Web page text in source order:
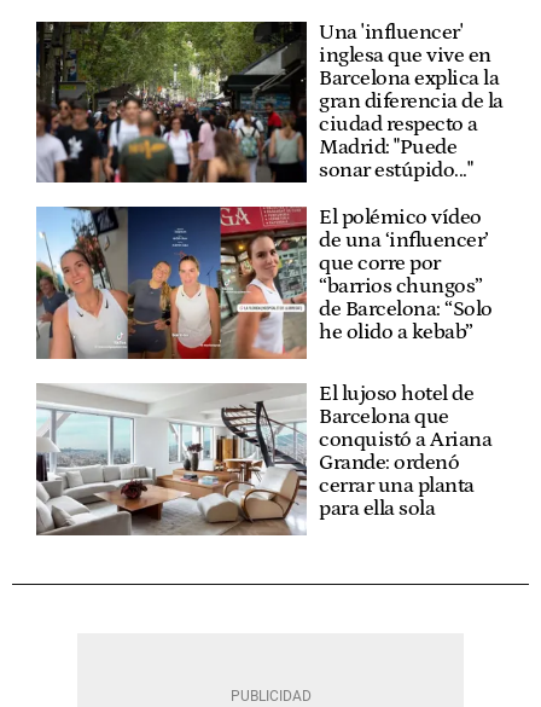
Una 'influencer'
inglesa que vive en
Barcelona explica la
gran diferencia de la
ciudad respecto a
Madrid: "Puede
sonar estúpido..."
El polémico vídeo
de una ‘influencer’
que corre por
“barrios chungos”
de Barcelona: “Solo
he olido a kebab”
El lujoso hotel de
Barcelona que
conquistó a Ariana
Grande: ordenó
cerrar una planta
para ella sola